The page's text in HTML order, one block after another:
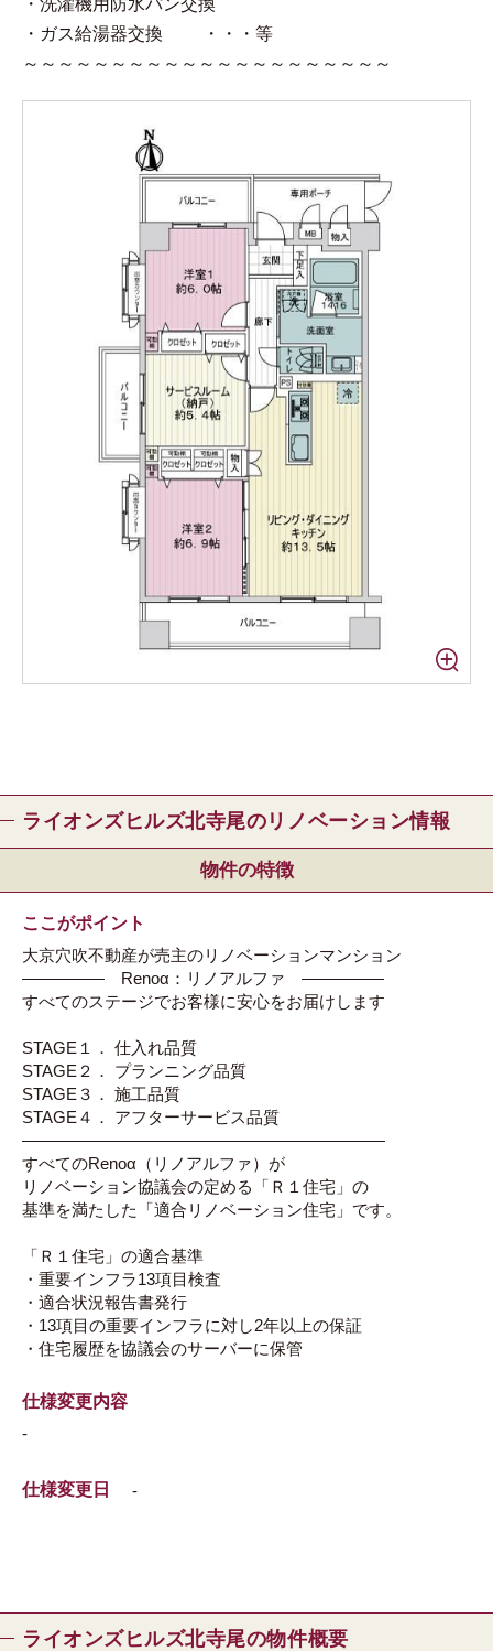
・洗濯機用防水パン交換
・ガス給湯器交換 ・・・等
～～～～～～～～～～～～～～～～～～～～～
ライオンズヒルズ北寺尾のリノベーション情報
物件の特徴
ここがポイント
大京穴吹不動産が売主のリノベーションマンション
――――― Renoα：リノアルファ ―――――
すべてのステージでお客様に安心をお届けします
STAGE１． 仕入れ品質
STAGE２． プランニング品質
STAGE３． 施工品質
STAGE４． アフターサービス品質
――――――――――――――――――――――
すべてのRenoα（リノアルファ）が
リノベーション協議会の定める「Ｒ１住宅」の
基準を満たした「適合リノベーション住宅」です。
「Ｒ１住宅」の適合基準
・重要インフラ13項目検査
・適合状況報告書発行
・13項目の重要インフラに対し2年以上の保証
・住宅履歴を協議会のサーバーに保管
仕様変更内容
-
仕様変更日 -
ライオンズヒルズ北寺尾の物件概要